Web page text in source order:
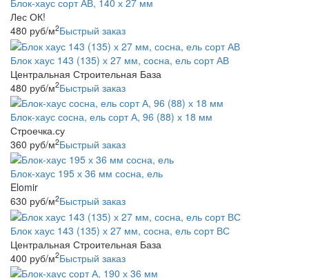
Блок-хаус сорт АВ, 140 х 27 мм
Лес ОК!
480 руб/м2Быстрый заказ
Блок хаус 143 (135) х 27 мм, сосна, ель сорт АВ
Центральная Строительная База
480 руб/м2Быстрый заказ
Блок-хаус сосна, ель сорт А, 96 (88) х 18 мм
Строечка.су
360 руб/м2Быстрый заказ
Блок-хаус 195 х 36 мм сосна, ель
Elomir
630 руб/м2Быстрый заказ
Блок хаус 143 (135) х 27 мм, сосна, ель сорт ВС
Центральная Строительная База
400 руб/м2Быстрый заказ